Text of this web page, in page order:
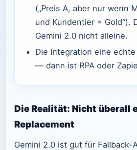
(„Preis A, aber nur wenn
und Kundentier = Gold“).
Gemini 2.0 nicht alleine.
Die Integration eine echte
— dann ist RPA oder
Die Realität: Nicht überall
Replacement
Gemini 2.0 ist gut für Fallback-